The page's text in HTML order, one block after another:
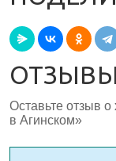
ОТЗЫВЫ
Оставьте отзыв
в Агинском»